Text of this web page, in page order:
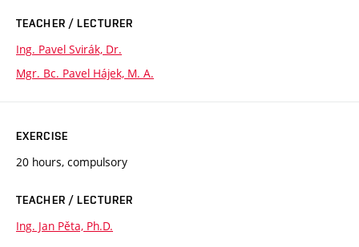
TEACHER / LECTURER
Ing. Pavel Svirák, Dr.
Mgr. Bc. Pavel Hájek, M. A.
EXERCISE
20 hours, compulsory
TEACHER / LECTURER
Ing. Jan Pěta, Ph.D.